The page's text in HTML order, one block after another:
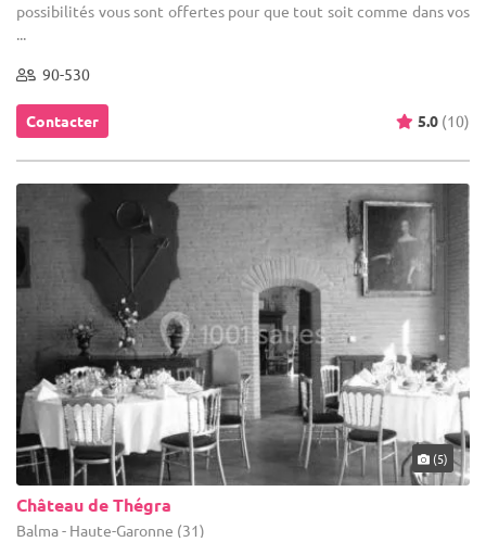
possibilités vous sont offertes pour que tout soit comme dans vos
...
90-530
Contacter 5.0 (10)
(5)
Château de Thégra
Balma - Haute-Garonne (31)